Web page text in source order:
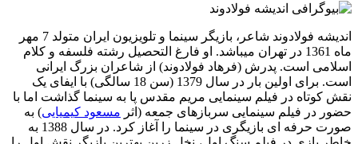
اندیشه فولادوند شاعر، بازیگر سینما و تلویزیون ایران متولد 7 مهر
ماه 1361 در تهران میباشد. او فارغ التحصیل رشته فلسفه و کلام
اسلامی است. پدرش (فرهاد فولادوند) از شاعران بزرگ ایرانی
است. برای اولین بار در سال 1379 (سن 18 سالگی) با ایفای یک
نقش کوتاه در فیلم سینمایی مریم مقدس پا به سینما گذاشت اما با
حضور در فیلم سینمایی سربازهای جمعه (اثر مسعود کیمیایی) به
صورت حرفه ای بازیگری در سینما را آغاز کرد. در سال 1388 به